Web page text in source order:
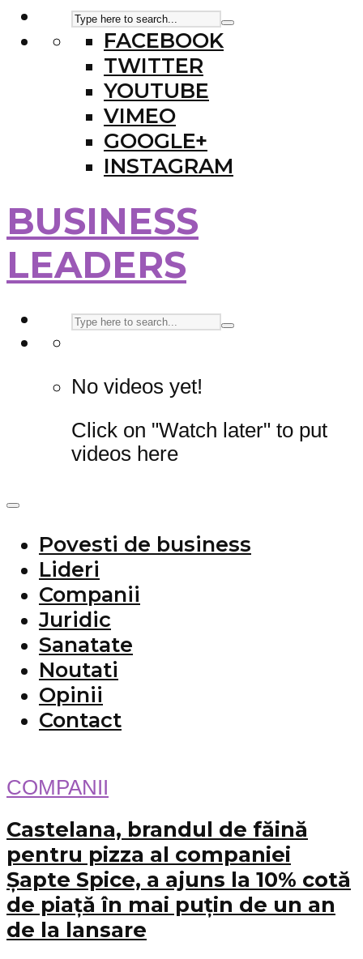
FACEBOOK
TWITTER
YOUTUBE
VIMEO
GOOGLE+
INSTAGRAM
BUSINESS
LEADERS
No videos yet!
Click on "Watch later" to put
videos here
Povesti de business
Lideri
Companii
Juridic
Sanatate
Noutati
Opinii
Contact
COMPANII
Castelana, brandul de făină
pentru pizza al companiei
Șapte Spice, a ajuns la 10% cotă
de piață în mai puțin de un an
de la lansare